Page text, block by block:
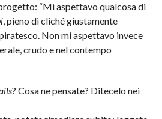
“Mi aspettavo qualcosa di
, pieno di cliché giustamente
Non mi aspettavo invece
crudo e nel contempo
? Cosa ne pensate? Ditecelo nei